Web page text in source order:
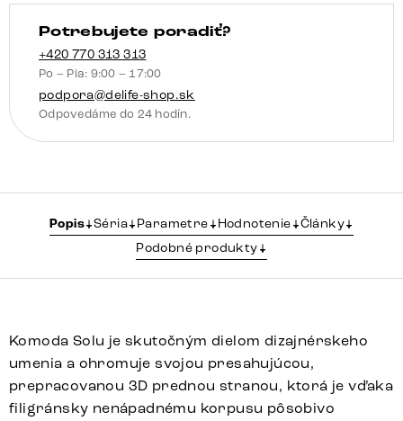
kov
čierna
3D
čelá
Potrebujete poradiť?
+420 770 313 313
Po – Pia: 9:00 – 17:00
podpora@delife-shop.sk
Odpovedáme do 24 hodín.
Popis Séria Parametre Hodnotenie
Články
Podobné produkty
Komoda Solu je skutočným dielom dizajnérskeho
umenia a ohromuje svojou presahujúcou,
prepracovanou 3D prednou stranou, ktorá je vďaka
filigránsky nenápadnému korpusu pôsobivo